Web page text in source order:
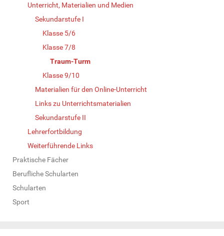
Unterricht, Materialien und Medien
Sekundarstufe I
Klasse 5/6
Klasse 7/8
Traum-Turm
Klasse 9/10
Materialien für den Online-Unterricht
Links zu Unterrichtsmaterialien
Sekundarstufe II
Lehrerfortbildung
Weiterführende Links
Praktische Fächer
Berufliche Schularten
Schularten
Sport